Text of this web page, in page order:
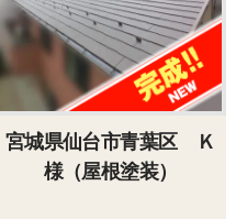
宮城県仙台市青葉区 Ｋ
様（屋根塗装）